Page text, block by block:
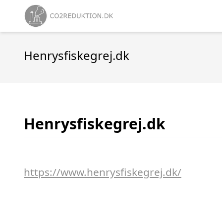
Henrysfiskegrej.dk
Henrysfiskegrej.dk
https://www.henrysfiskegrej.dk/